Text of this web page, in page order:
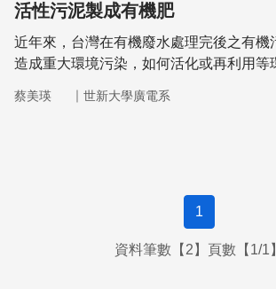
活性污泥製成有機肥
近年來，台灣在有機廢水處理完後之有機
造成重大環境污染，如何活化或再利用等
蔡美瑛 ｜ 世新大學廣電系
1
資料筆數【2】頁數【1/1】